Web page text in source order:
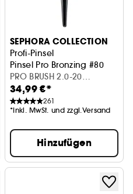
gratis Mini
SEPHORA COLLECTION
Profi-Pinsel
Pinsel Pro Bronzing #80
PRO BRUSH 2.0-20
BRONZER BRUSH 80
34,99 €*
261
*Inkl. MwSt. und zzgl.Versand
Hinzufügen